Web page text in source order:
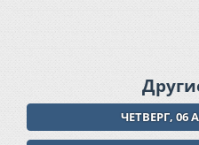
ЧЕТВЕРГ, 06